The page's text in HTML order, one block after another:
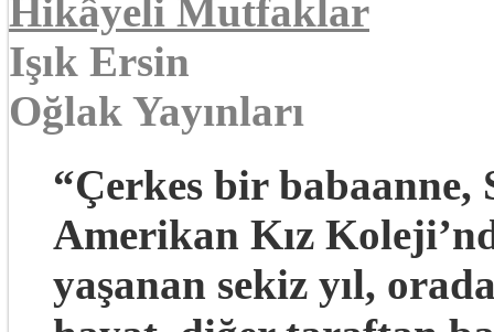
Hikâyeli Mutfaklar
Işık Ersin
Oğlak Yayınları
“Çerkes bir
Amerikan Kız
yaşanan sekiz yıl,